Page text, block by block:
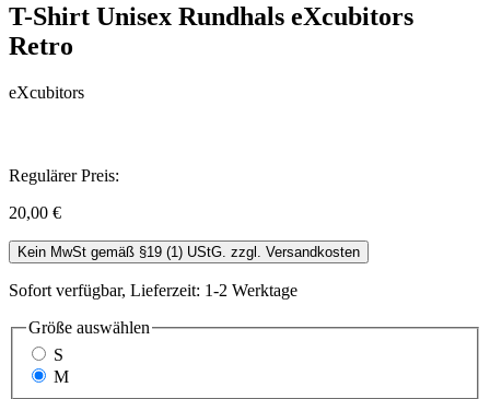
T-Shirt Unisex Rundhals eXcubitors
Retro
eXcubitors
Regulärer Preis:
20,00 €
Kein MwSt gemäß §19 (1) UStG. zzgl. Versandkosten
Sofort verfügbar, Lieferzeit: 1-2 Werktage
Größe auswählen
S
M